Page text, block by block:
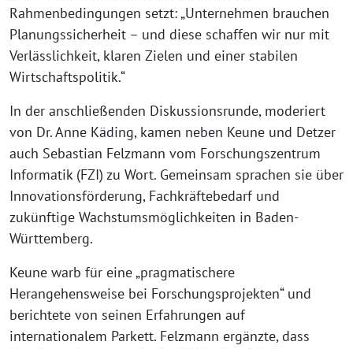
Rahmenbedingungen setzt: „Unternehmen brauchen
Planungssicherheit – und diese schaffen wir nur mit
Verlässlichkeit, klaren Zielen und einer stabilen
Wirtschaftspolitik.“
In der anschließenden Diskussionsrunde, moderiert
von Dr. Anne Käding, kamen neben Keune und Detzer
auch Sebastian Felzmann vom Forschungszentrum
Informatik (FZI) zu Wort. Gemeinsam sprachen sie über
Innovationsförderung, Fachkräftebedarf und
zukünftige Wachstumsmöglichkeiten in Baden-
Württemberg.
Keune warb für eine „pragmatischere
Herangehensweise bei Forschungsprojekten“ und
berichtete von seinen Erfahrungen auf
internationalem Parkett. Felzmann ergänzte, dass